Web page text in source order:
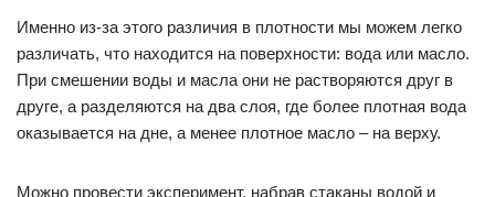
Именно из-за этого различия в плотности мы можем легко
различать, что находится на поверхности: вода или масло.
При смешении воды и масла они не растворяются друг в
друге, а разделяются на два слоя, где более плотная вода
оказывается на дне, а менее плотное масло – на верху.
Можно провести эксперимент, набрав стаканы водой и